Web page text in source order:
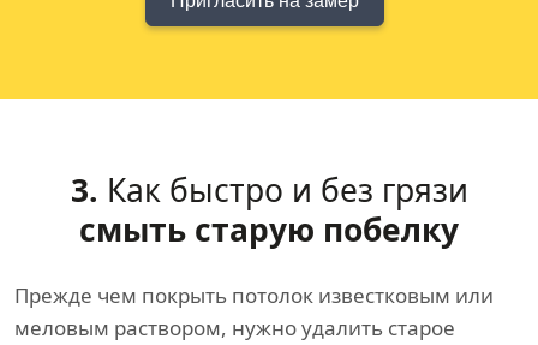
3. Как быстро и без грязи
смыть старую побелку
Прежде чем покрыть потолок известковым или
меловым раствором, нужно удалить старое